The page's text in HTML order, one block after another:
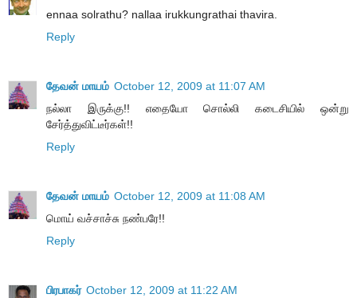
ennaa solrathu? nallaa irukkungrathai thavira.
Reply
தேவன் மாயம் October 12, 2009 at 11:07 AM
நல்லா இருக்கு!! எதையோ சொல்லி கடைசியில் ஒன்று
சேர்த்துவிட்டீர்கள்!!
Reply
தேவன் மாயம் October 12, 2009 at 11:08 AM
மொய் வச்சாச்சு நண்பரே!!
Reply
பிரபாகர் October 12, 2009 at 11:22 AM